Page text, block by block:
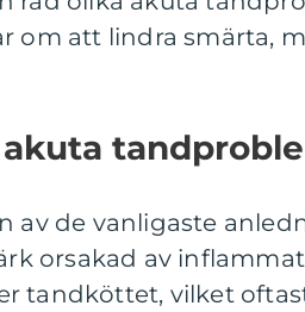
om att lindra smärta,
av de vanligaste
orsakad av
tandköttet, vilket